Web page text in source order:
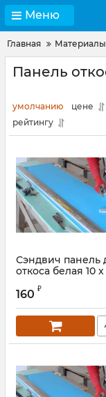
Меню
Главная
Панель
умолчанию цене
рейтингу
Сэндвич панель
откоса белая 10 х
160 ₽